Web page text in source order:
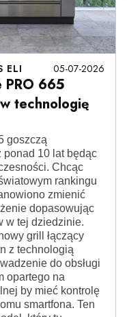
ELI 05-07-2026
PRO 665
technologię
goszczą
ponad 10 lat będąc
Chcąc
rankingu
zmienić
dopasowując
w tej dziedzinie.
grill łączący
z technologią
do obsługi
opartego na
by mieć kontrolę
smartfona. Ten